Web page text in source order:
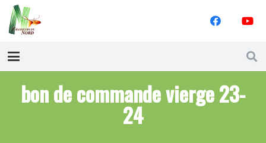
bon de commande vierge 23-
24